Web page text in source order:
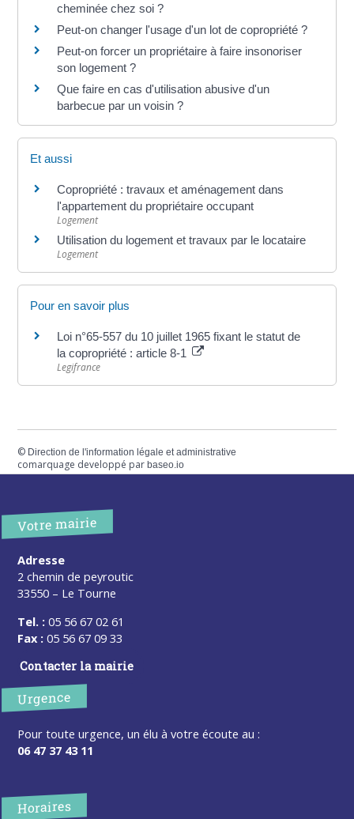
cheminée chez soi ?
Peut-on changer l'usage d'un lot de copropriété ?
Peut-on forcer un propriétaire à faire insonoriser
son logement ?
Que faire en cas d'utilisation abusive d'un
barbecue par un voisin ?
Et aussi
Copropriété : travaux et aménagement dans
l'appartement du propriétaire occupant
Logement
Utilisation du logement et travaux par le locataire
Logement
Pour en savoir plus
Loi n°65-557 du 10 juillet 1965 fixant le statut de
la copropriété : article 8-1
Legifrance
© Direction de l'information légale et administrative
comarquage developpé parbaseo.io
Votre mairie
Adresse
2 chemin de peyroutic
33550 – Le Tourne
Tel. : 05 56 67 02 61
Fax : 05 56 67 09 33
Contacter la mairie
Urgence
Pour toute urgence, un élu à votre écoute au :
06 47 37 43 11
Horaires